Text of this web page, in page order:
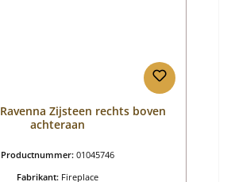
Zijsteen rechts boven
achteraan
Productnummer: 01045746
Fabrikant: Fireplace